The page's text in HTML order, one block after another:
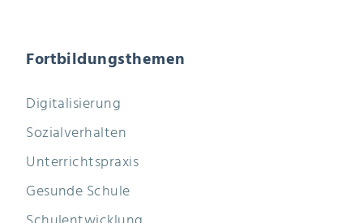
Fortbildungsthemen
Digitalisierung
Sozialverhalten
Unterrichtspraxis
Gesunde Schule